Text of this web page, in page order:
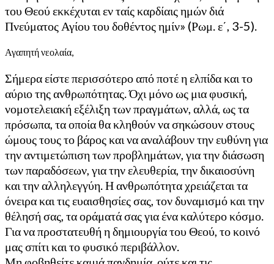
του Θεού εκκέχυται εν ταίς καρδίαις ημών διά
Πνεύματος Αγίου του δοθέντος ημίν» (Ρωμ. ε΄, 3-5).
Αγαπητή νεολαία,
Σήμερα είστε περισσότερο από ποτέ η ελπίδα και το
αύριο της ανθρωπότητας. Όχι μόνο ως μια φυσική,
νομοτελειακή εξέλιξη των πραγμάτων, αλλά, ως τα
πρόσωπα, τα οποία θα κληθούν να σηκώσουν στους
ώμους τους το βάρος και να αναλάβουν την ευθύνη για
την αντιμετώπιση των προβλημάτων, για την διάσωση
των παραδόσεων, για την ελευθερία, την δικαιοσύνη
και την αλληλεγγύη. Η ανθρωπότητα χρειάζεται τα
όνειρα και τις ευαισθησίες σας, τον δυναμισμό και την
θέλησή σας, τα οράματά σας για ένα καλύτερο κόσμο.
Για να προστατευθή η δημιουργία του Θεού, το κοινό
μας σπίτι και το φυσικό περιβάλλον.